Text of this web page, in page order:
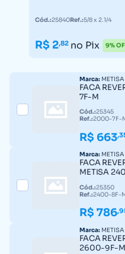
Cód.:25840Ref.:5/8 x 2.1/4
R$ 2,82 no Pix 9%
Marca: METISA
FACA
7F-M
Cód.:25345
Ref.:2000-7F-
R$ 663
Marca: METISA
FACA
METISA
Cód.:25350
Ref.:2400-8F-
R$ 786
Marca: METISA
FACA
2600-9F-M